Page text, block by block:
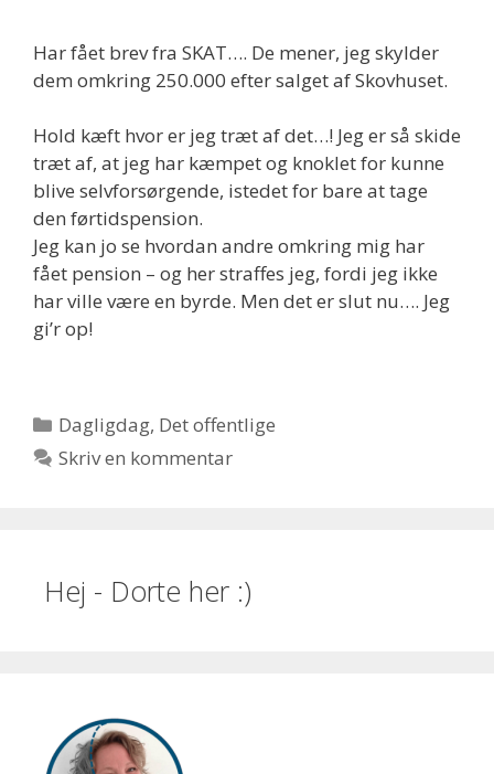
Har fået brev fra SKAT…. De mener, jeg skylder
dem omkring 250.000 efter salget af Skovhuset.
Hold kæft hvor er jeg træt af det…! Jeg er så skide
træt af, at jeg har kæmpet og knoklet for kunne
blive selvforsørgende, istedet for bare at tage
den førtidspension.
Jeg kan jo se hvordan andre omkring mig har
fået pension – og her straffes jeg, fordi jeg ikke
har ville være en byrde. Men det er slut nu…. Jeg
gi’r op!
Kategorier
Dagligdag, Det offentlige
Skriv en kommentar
Hej - Dorte her :)